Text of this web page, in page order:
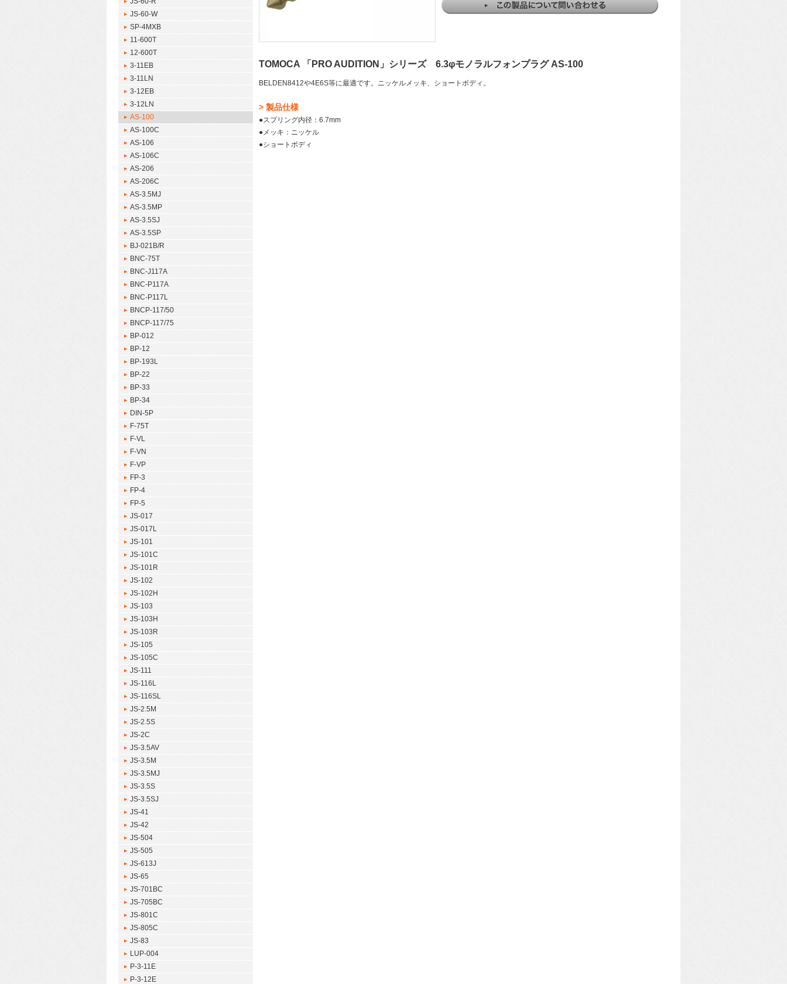
TOMOCA 「PRO AUDITION」シリーズ 6.3φモノラルフォンプラグ AS-100
BELDEN8412や4E6S等に最適です。ニッケルメッキ、ショートボディ。
> 製品仕様
●スプリング内径：6.7mm
●メッキ：ニッケル
●ショートボディ
JS-60-W
SP-4MXB
11-600T
12-600T
3-11EB
3-11LN
3-12EB
3-12LN
AS-100
AS-100C
AS-106
AS-106C
AS-206
AS-206C
AS-3.5MJ
AS-3.5MP
AS-3.5SJ
AS-3.5SP
BJ-021B/R
BNC-75T
BNC-J117A
BNC-P117A
BNC-P117L
BNCP-117/50
BNCP-117/75
BP-012
BP-12
BP-193L
BP-22
BP-33
BP-34
DIN-5P
F-75T
F-VL
F-VN
F-VP
FP-3
FP-4
FP-5
JS-017
JS-017L
JS-101
JS-101C
JS-101R
JS-102
JS-102H
JS-103
JS-103H
JS-103R
JS-105
JS-105C
JS-111
JS-116L
JS-116SL
JS-2.5M
JS-2.5S
JS-2C
JS-3.5AV
JS-3.5M
JS-3.5MJ
JS-3.5S
JS-3.5SJ
JS-41
JS-42
JS-504
JS-505
JS-613J
JS-65
JS-701BC
JS-705BC
JS-801C
JS-805C
JS-83
LUP-004
P-3-11E
P-3-12E